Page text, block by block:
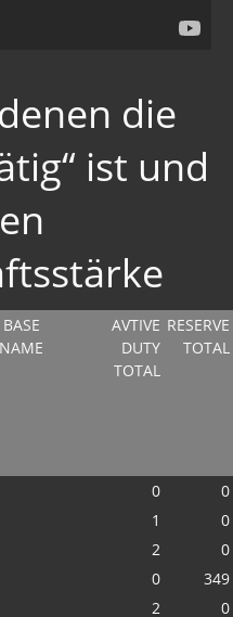
die
ist und
BASE
NAME
AVTIVE
DUTY
TOTAL
RESERVE
TOTAL
0
0
1
0
2
0
0
349
2 0